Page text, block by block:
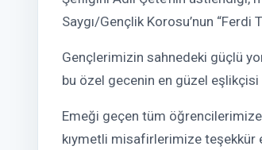
Saygı/Gençlik Korosu’nun “Ferdi
Gençlerimizin sahnedeki güçlü
bu özel gecenin en güzel eşlikçisi
Emeği geçen tüm
kıymetli misafirlerimize teşekkür